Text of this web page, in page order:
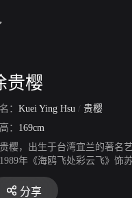
贵樱
： Kuei Ying Hsu / 贵樱
： 169cm
樱，出生于台湾宜兰的著名
年《海鸥飞处彩云飞》饰
分享